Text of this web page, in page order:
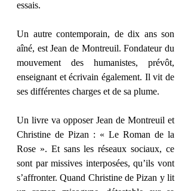
essais.
Un autre contemporain, de dix ans son
aîné, est Jean de Montreuil. Fondateur du
mouvement des humanistes, prévôt,
enseignant et écrivain également. Il vit de
ses différentes charges et de sa plume.
Un livre va opposer Jean de Montreuil et
Christine de Pizan : « Le Roman de la
Rose ». Et sans les réseaux sociaux, ce
sont par missives interposées, qu’ils vont
s’affronter. Quand Christine de Pizan y lit